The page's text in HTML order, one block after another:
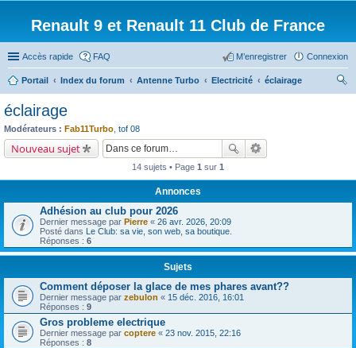
Renault 9 et Renault 11 Club de France
Accès rapide FAQ Connexion
M’enregistrer
Portail Index du forum Antenne Turbo Electricité
éclairage
éclairage
Modérateurs : Fab11Turbo tof 08
Nouveau sujet
14 sujets • Page 1 sur 1
Annonces
Adhésion au club pour 2026
Dernier message par Pierre « 26 avr. 2026, 20:09
Posté dans Le Club: sa vie, son web, sa boutique.
Réponses : 6
Sujets
Comment déposer la glace de mes phares avant??
Dernier message par zebulon « 15 déc. 2016, 16:01
Réponses : 9
Gros probleme electrique
Dernier message par coptere « 23 nov. 2015, 22:16
Réponses : 8